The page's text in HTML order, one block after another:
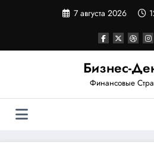
7 августа 2026
Бизнес-
Финансовые